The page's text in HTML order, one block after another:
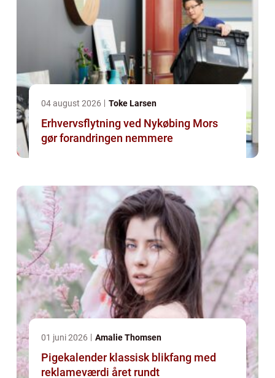
04 august 2026 Toke Larsen
Erhvervsflytning ved Nykøbing Mors
gør forandringen nemmere
01 juni 2026 Amalie Thomsen
Pigekalender klassisk blikfang med
reklameværdi året rundt